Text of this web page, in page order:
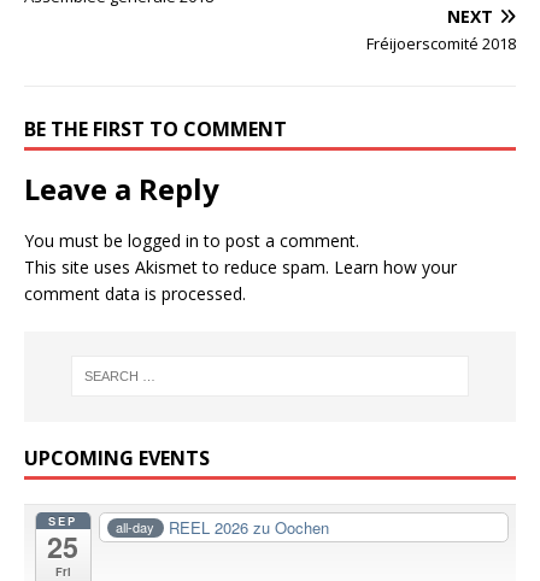
NEXT
Fréijoerscomité 2018
BE THE FIRST TO COMMENT
Leave a Reply
You must be logged in to post a comment.
This site uses Akismet to reduce spam. Learn how your
comment data is processed.
UPCOMING EVENTS
SEP
25
Fri
all-day REEL 2026 zu Oochen